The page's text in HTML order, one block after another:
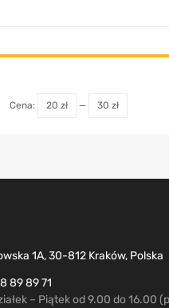
Cena: 20 zł — 30 zł
1A, 30-812 Kraków, Polska
89 89 71
– Piątek od 9.00 do 16.00